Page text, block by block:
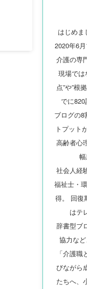
はじめま
2020年6
介護の専
現場では
点”や”根
でに820
ブログの8
トプット
高齢者心
社会人経
福祉士・
得。 回復
はテ
辞書型ブ
協力な
「介護
びながら
たちへ、